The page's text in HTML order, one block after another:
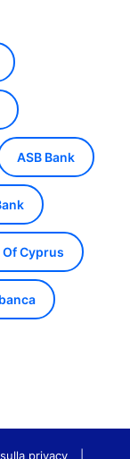
ASB Bank
Of Cyprus
privacy